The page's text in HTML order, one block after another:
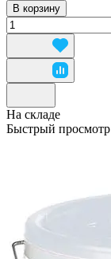
В корзину
На складе
Быстрый просмотр